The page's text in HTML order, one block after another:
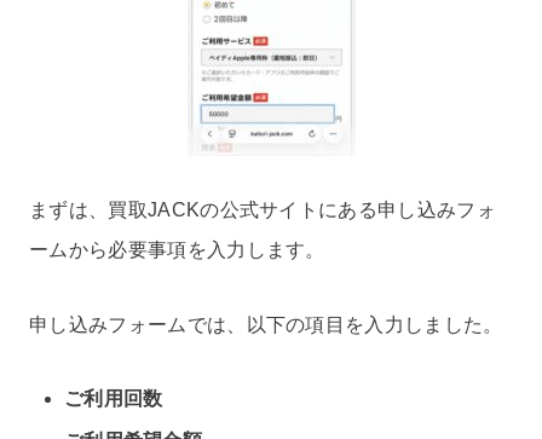
まずは、買取JACKの公式サイトにある申し込みフォ
ームから必要事項を入力します。
申し込みフォームでは、以下の項目を入力しました。
ご利用回数